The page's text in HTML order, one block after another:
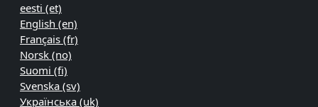
eesti ‎(et)‎
English ‎(en)‎
Français ‎(fr)‎
Norsk ‎(no)‎
Suomi ‎(fi)‎
Svenska ‎(sv)‎
Українська ‎(uk)‎